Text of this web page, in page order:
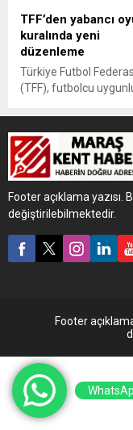
TFF’den yabancı
kuralında yeni
düzenleme
Türkiye Futbol
(TFF), futbolcu
bir değişikliğe daha
attı. Daha önce 18
duyurulan yaş
ilgili kural, TFF’nin
internet sitesinden
yeni açıklamayla
edildi.
Footer açıklama yazısı.
değiştirilebilmektedir.
Footer